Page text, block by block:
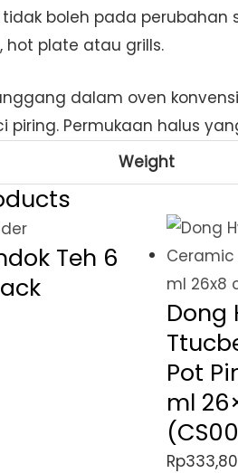
tidak boleh pada
hot plate atau grills.
dalam oven
piring. Permukaan halus
Weight
Teh 6
Dong
Pot
ml
Rp